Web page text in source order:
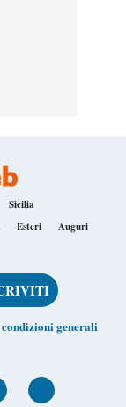
Sicilia
Esteri Auguri
condizioni generali